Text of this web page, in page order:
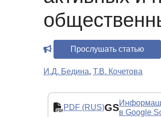
Прослушать статью
И.Д. Бедина, Т.В. Кочетова
PDF (RUS)GSв Google